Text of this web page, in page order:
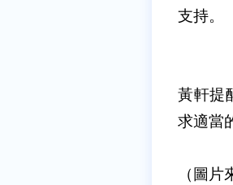
支持。
黃軒提
求適當
（圖